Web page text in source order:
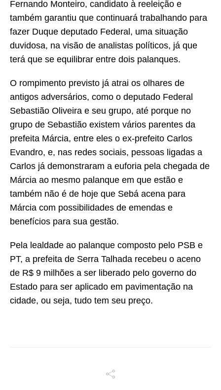
Fernando Monteiro, candidato à reeleição e
também garantiu que continuará trabalhando para
fazer Duque deputado Federal, uma situação
duvidosa, na visão de analistas políticos, já que
terá que se equilibrar entre dois palanques.
O rompimento previsto já atrai os olhares de
antigos adversários, como o deputado Federal
Sebastião Oliveira e seu grupo, até porque no
grupo de Sebastião existem vários parentes da
prefeita Márcia, entre eles o ex-prefeito Carlos
Evandro, e, nas redes sociais, pessoas ligadas a
Carlos já demonstraram a euforia pela chegada de
Márcia ao mesmo palanque em que estão e
também não é de hoje que Sebá acena para
Márcia com possibilidades de emendas e
benefícios para sua gestão.
Pela lealdade ao palanque composto pelo PSB e
PT, a prefeita de Serra Talhada recebeu o aceno
de R$ 9 milhões a ser liberado pelo governo do
Estado para ser aplicado em pavimentação na
cidade, ou seja, tudo tem seu preço.